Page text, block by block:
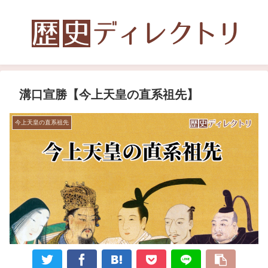
溝口宣勝【今上天皇の直系祖先】
今上天皇の直系祖先